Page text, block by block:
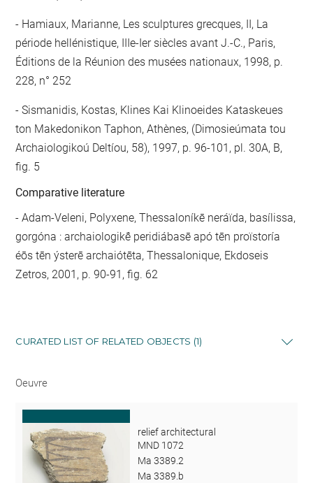
Hamiaux, Marianne, Les sculptures grecques, II, La
période hellénistique, IIIe-Ier siècles avant J.-C., Paris,
Éditions de la Réunion des musées nationaux, 1998, p.
228, n° 252
Sismanidis, Kostas, Klines Kai Klinoeides Kataskeues
ton Makedonikon Taphon, Athènes, (Dimosieúmata tou
Archaiologikoú Deltíou, 58), 1997, p. 96-101, pl. 30A, B,
fig. 5
Comparative literature
- Adam-Veleni, Polyxene, Thessaloníkē neráïda, basílissa,
gorgóna : archaiologikḗ peridiábasē apó tēn proïstoría
éōs tēn ýsterē archaiótēta, Thessalonique, Ekdoseis
Zetros, 2001, p. 90-91, fig. 62
CURATED LIST OF RELATED OBJECTS (1)
Oeuvre
relief architectural
MND 1072
Ma 3389.2
Ma 3389.b